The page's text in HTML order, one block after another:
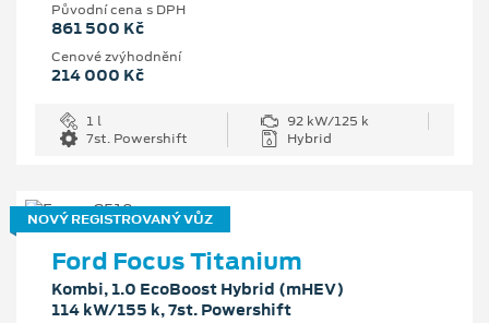
Původní cena s DPH
861 500 Kč
Cenové zvýhodnění
214 000 Kč
1 l
92 kW/125 k
7st. Powershift
Hybrid
NOVÝ REGISTROVANÝ VŮZ
Ford Focus Titanium
Kombi, 1.0 EcoBoost Hybrid (mHEV)
114 kW/155 k, 7st. Powershift